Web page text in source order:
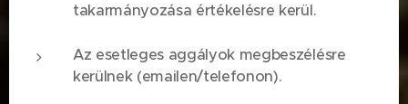
takarmányozása értékelésre kerül.
Az esetleges aggályok megbeszélésre
kerülnek (emailen/telefonon).